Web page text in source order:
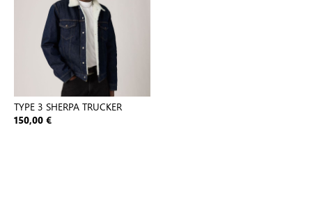
TYPE 3 SHERPA TRUCKER
150,00 €